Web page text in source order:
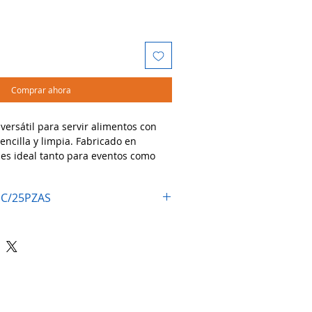
Comprar ahora
para servir alimentos con
y limpia. Fabricado en
ideal tanto para eventos como
fondas, comedores y
25PZAS